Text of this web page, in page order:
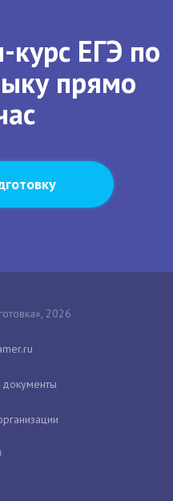
ЕГЭ по
прямо
2026